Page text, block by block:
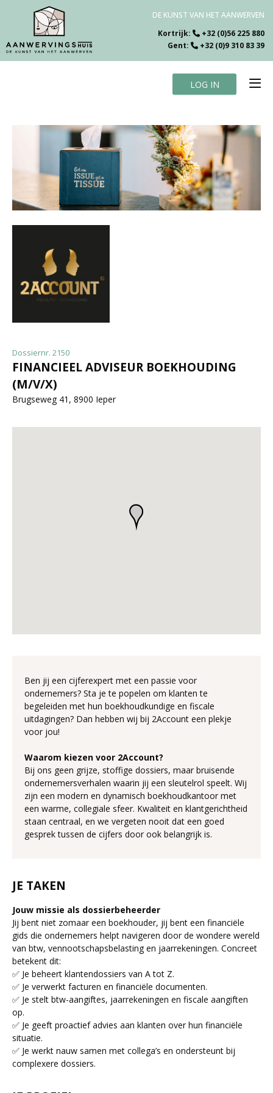
DE KUNST VAN HET AANWERVEN
Kortrijk:
+32 (0)56 225 880
Gent:
+32 (0)9 310 83 39
Vacatures
Over ons
Specialiteiten
Testimonials
Blog
Contact
LOG IN
Dossiernr. 2150
FINANCIEEL ADVISEUR BOEKHOUDING
(M/V/X)
Brugseweg 41, 8900 Ieper
Ben jij een cijferexpert met een passie voor
ondernemers? Sta je te popelen om klanten te
begeleiden met hun boekhoudkundige en fiscale
uitdagingen? Dan hebben wij bij 2Account een plekje
voor jou!
Waarom kiezen voor 2Account?
Bij ons geen grijze, stoffige dossiers, maar bruisende
ondernemersverhalen waarin jij een sleutelrol speelt. Wij
zijn een modern en dynamisch boekhoudkantoor met
een warme, collegiale sfeer. Kwaliteit en klantgerichtheid
staan centraal, en we vergeten nooit dat een goed
gesprek tussen de cijfers door ook belangrijk is.
JE TAKEN
Jouw missie als dossierbeheerder
Jij bent niet zomaar een boekhouder, jij bent een financiële
gids die ondernemers helpt navigeren door de wondere wereld
van btw, vennootschapsbelasting en jaarrekeningen. Concreet
betekent dit:
✅ Je beheert klantendossiers van A tot Z.
✅ Je verwerkt facturen en financiële documenten.
✅ Je stelt btw-aangiftes, jaarrekeningen en fiscale aangiften
op.
✅ Je geeft proactief advies aan klanten over hun financiële
situatie.
✅ Je werkt nauw samen met collega’s en ondersteunt bij
complexere dossiers.